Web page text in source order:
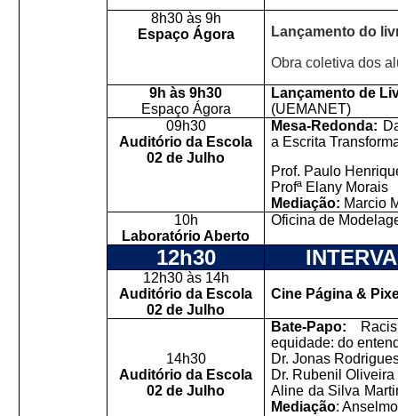
8h30 às 9h
Espaço Ágora
Lançamento do
Obra coletiva dos
9h às 9h30
Espaço Ágora
Lançamento de
(UEMANET)
09h30
Auditório da Escola
02 de Julho
Mesa-Redonda:
a Escrita
Prof. Paulo
Profª Elany Morais
Mediação: Marcio
10h
Laboratório Aberto
Oficinade
12h30
12h30 às 14h
Auditório da Escola
02 de Julho
Cine Página &
14h30
Auditório da Escola
02 de Julho
Bate-Papo:
equidade: do
Dr. Jonas
Dr. Rubenil
Aline da Silva
Mediação: